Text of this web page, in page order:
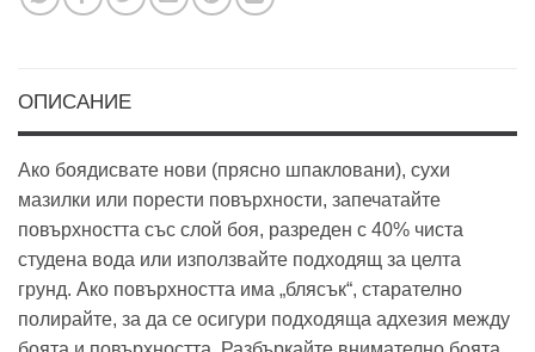
ОПИСАНИЕ
Ако боядисвате нови (прясно шпакловани), сухи
мазилки или порести повърхности, запечатайте
повърхността със слой боя, разреден с 40% чиста
студена вода или използвайте подходящ за целта
грунд. Ако повърхността има „блясък“, старателно
полирайте, за да се осигури подходяща адхезия между